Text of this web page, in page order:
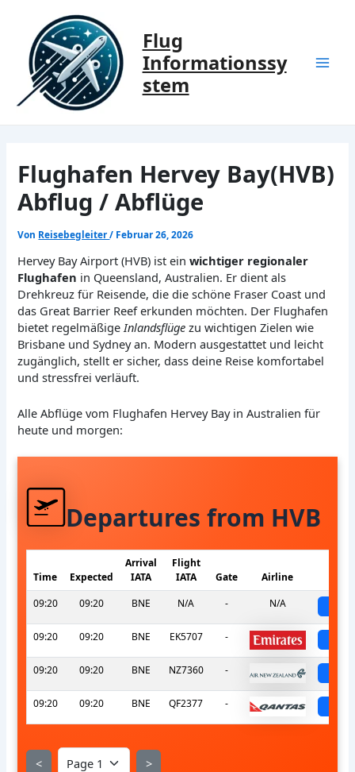
springen
Flug
Informationssy
stem
Flughafen Hervey Bay(HVB)
Abflug / Abflüge
Von Reisebegleiter/ Februar 26, 2026
Hervey Bay Airport (HVB) ist einwichtiger regionaler
Flughafen in Queensland, Australien. Er dient als
Drehkreuz für Reisende, die die schöne Fraser Coast und
das Great Barrier Reef erkunden möchten. Der Flughafen
bietet regelmäßigeInlandsflüge zu wichtigen Zielen wie
Brisbane und Sydney an. Modern ausgestattet und leicht
zugänglich, stellt er sicher, dass deine Reise komfortabel
und stressfrei verläuft.
Alle Abflüge vom Flughafen Hervey Bay in Australien für
heute und morgen:
Departures from HVB
Time Expected
Arrival
IATA
Flight
IATA
Gate Airline
09:20
09:20 BNE N/A - N/A
09:20 09:20 BNE EK5707 -
09:20 09:20 BNE NZ7360 -
09:20 09:20 BNE QF2377 -
< >